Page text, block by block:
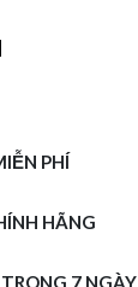
PHÍ
HÃNG
7 NGÀY